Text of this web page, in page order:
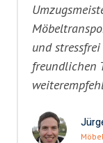
und
freundlichen